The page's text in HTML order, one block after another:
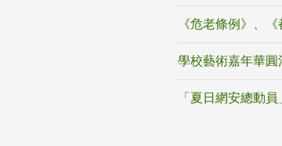
《危老條例》、
學校藝術嘉年華圓
「夏日網安總動